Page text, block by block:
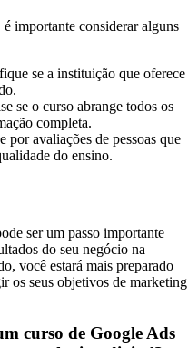
importante considerar alguns
se a instituição que oferece
se o curso abrange todos os
completa.
por avaliações de pessoas que
do ensino.
ser um passo importante
do seu negócio na
você estará mais preparado
os seus objetivos de marketing
curso de Google Ads